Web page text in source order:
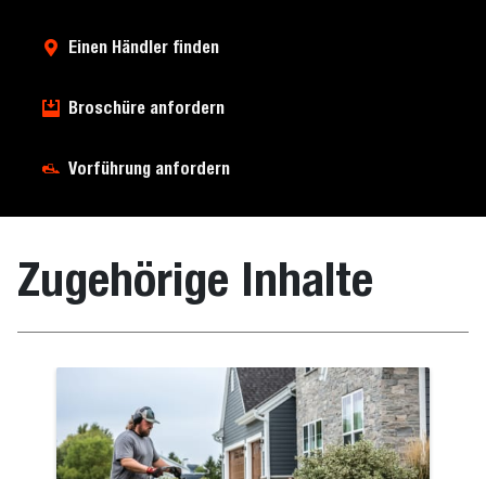
Einen Händler finden
Broschüre anfordern
Vorführung anfordern
Zugehörige Inhalte